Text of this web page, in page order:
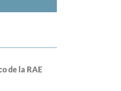
de la RAE